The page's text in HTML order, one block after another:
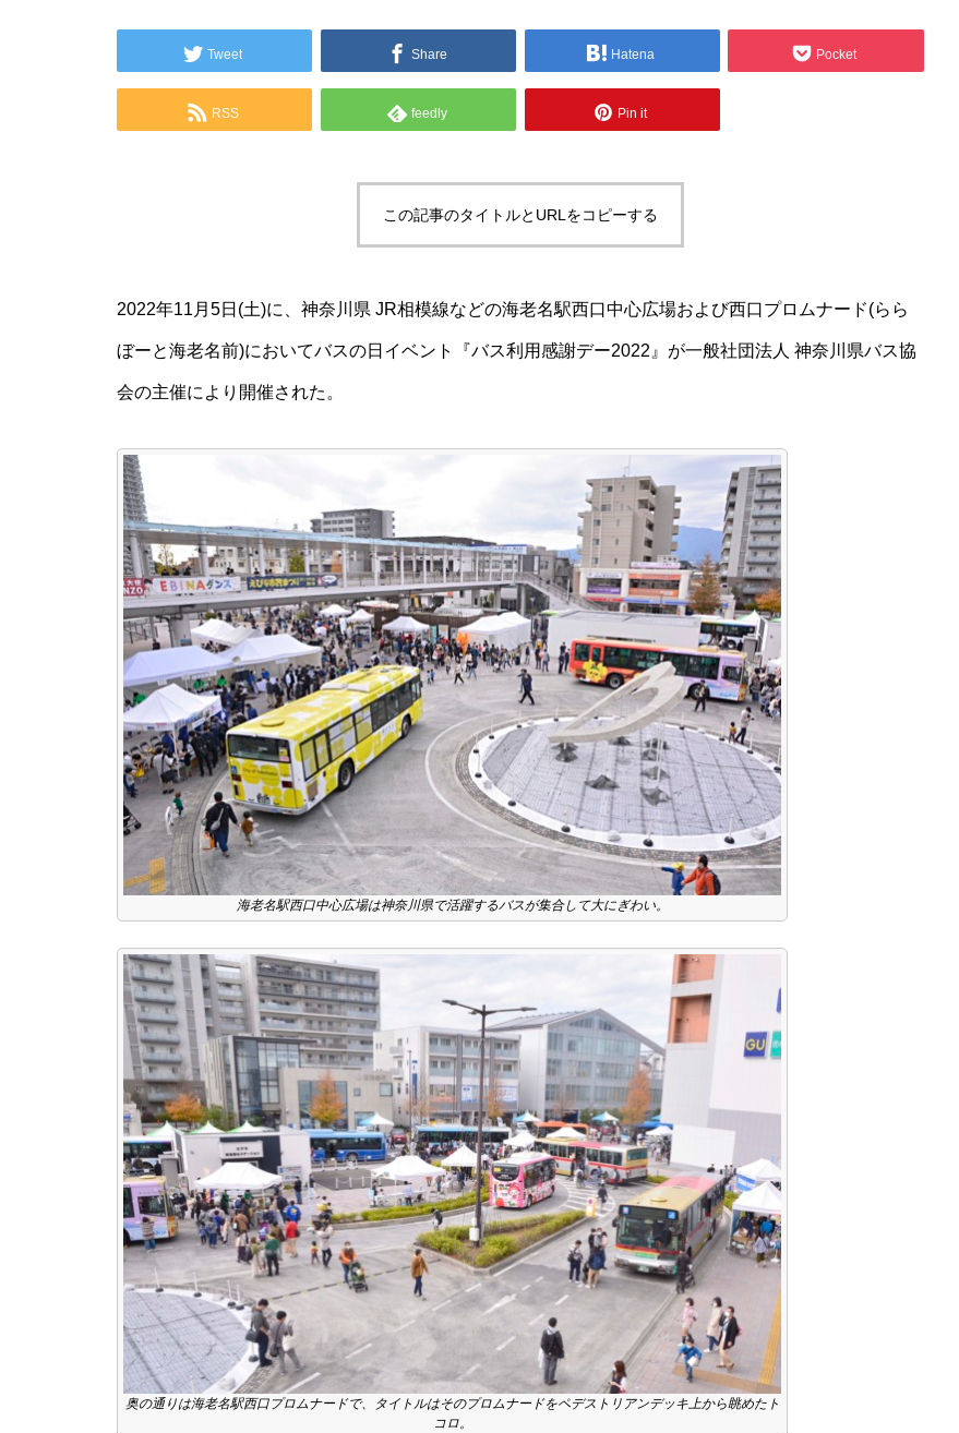
Tweet Share Hatena Pocket
RSS feedly Pin it
この記事のタイトルとURLをコピーする
2022年11月5日(土)に、神奈川県 JR相模線などの海老名駅西口中心広場および西口プロムナード(らら
ぼーと海老名前)においてバスの日イベント『バス利用感謝デー2022』が一般社団法人 神奈川県バス協
会の主催により開催された。
海老名駅西口中心広場は神奈川県で活躍するバスが集合して大にぎわい。
奥の通りは海老名駅西口プロムナードで、タイトルはそのプロムナードをペデストリアンデッキ上から眺めたト
コロ。